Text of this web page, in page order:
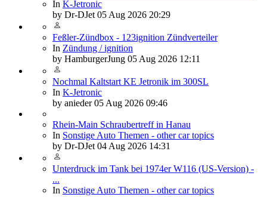
In K-Jetronic
by Dr-DJet 05 Aug 2026 20:29
Feßler-Zündbox - 123ignition Zündverteiler
In Zündung / ignition
by HamburgerJung 05 Aug 2026 12:11
Nochmal Kaltstart KE Jetronik im 300SL
In K-Jetronic
by anieder 05 Aug 2026 09:46
Rhein-Main Schraubertreff in Hanau
In Sonstige Auto Themen - other car topics
by Dr-DJet 04 Aug 2026 14:31
Unterdruck im Tank bei 1974er W116 (US-Version) -
...
In Sonstige Auto Themen - other car topics